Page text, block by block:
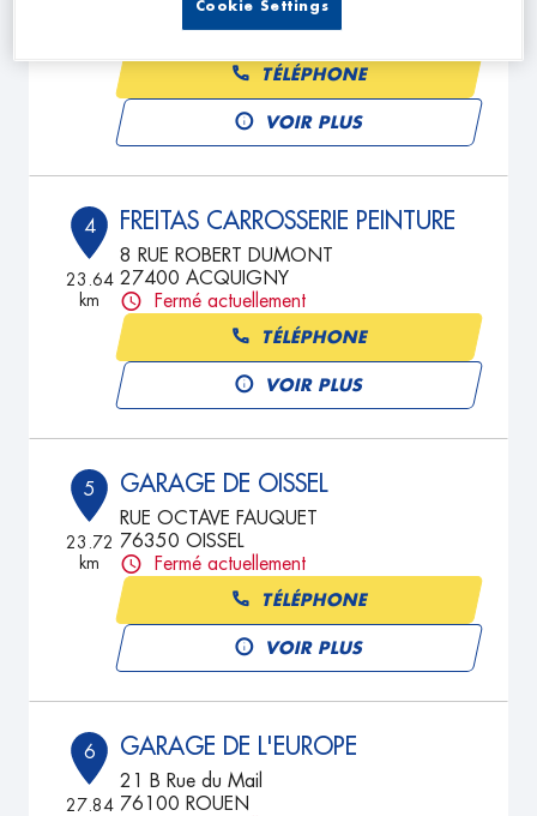
27480 FLEURY LA FORET
TÉLÉPHONE
VOIR PLUS
4
23.64
km
FREITAS CARROSSERIE PEINTURE
8 RUE ROBERT DUMONT
27400 ACQUIGNY
Fermé actuellement
TÉLÉPHONE
VOIR PLUS
5
23.72
km
GARAGE DE OISSEL
RUE OCTAVE FAUQUET
76350 OISSEL
Fermé actuellement
TÉLÉPHONE
VOIR PLUS
6
27.84
GARAGE DE L'EUROPE
21 B Rue du Mail
76100 ROUEN
Cookie Settings